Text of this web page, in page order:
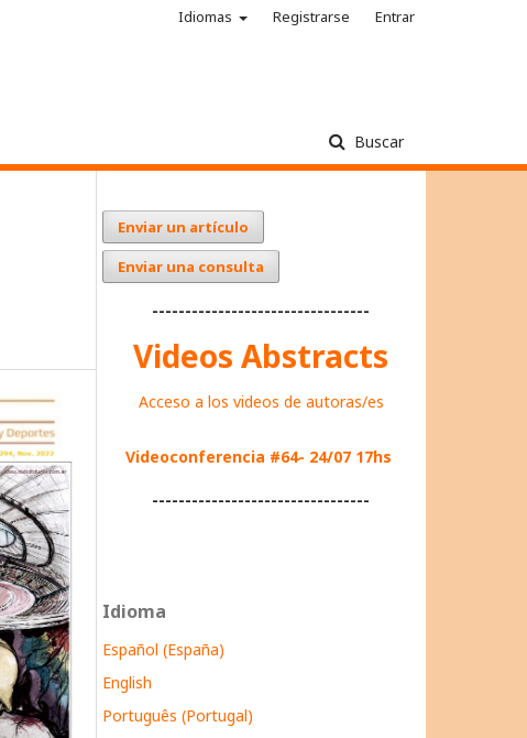
Buscar
Idiomas Registrarse Entrar
Enviar un artículo
Enviar una consulta
---------------------------------
Videos Abstracts
Acceso a los videos de autoras/es
Videoconferencia #64- 24/07 17hs
---------------------------------
Idioma
Español (España)
English
Português (Portugal)